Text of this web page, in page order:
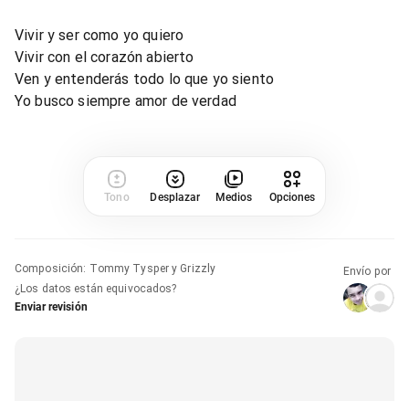
Vivir y ser como yo quiero
Vivir con el corazón abierto
Ven y entenderás todo lo que yo siento
Yo busco siempre amor de verdad
Tono Desplazar Medios Opciones
Composición: Tommy Tysper y Grizzly
¿Los datos están equivocados?
Enviar revisión
Envío por